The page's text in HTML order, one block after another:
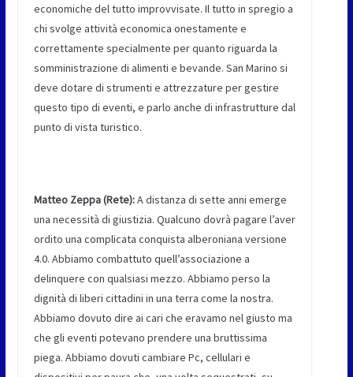
economiche del tutto improvvisate. Il tutto in spregio a
chi svolge attività economica onestamente e
correttamente specialmente per quanto riguarda la
somministrazione di alimenti e bevande. San Marino si
deve dotare di strumenti e attrezzature per gestire
questo tipo di eventi, e parlo anche di infrastrutture dal
punto di vista turistico.
Matteo Zeppa (Rete):A distanza di sette anni emerge
una necessità di giustizia. Qualcuno dovrà pagare l’aver
ordito una complicata conquista alberoniana versione
4.0. Abbiamo combattuto quell’associazione a
delinquere con qualsiasi mezzo. Abbiamo perso la
dignità di liberi cittadini in una terra come la nostra.
Abbiamo dovuto dire ai cari che eravamo nel giusto ma
che gli eventi potevano prendere una bruttissima
piega. Abbiamo dovuti cambiare Pc, cellulari e